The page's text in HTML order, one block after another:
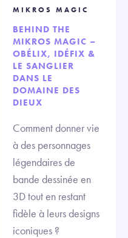
MIKROS MAGIC
BEHIND THE
MIKROS MAGIC –
OBÉLIX, IDÉFIX &
LE SANGLIER
DANS LE
DOMAINE DES
DIEUX
Comment donner vie
à des personnages
légendaires de
bande dessinée en
3D tout en restant
fidèle à leurs designs
iconiques ?